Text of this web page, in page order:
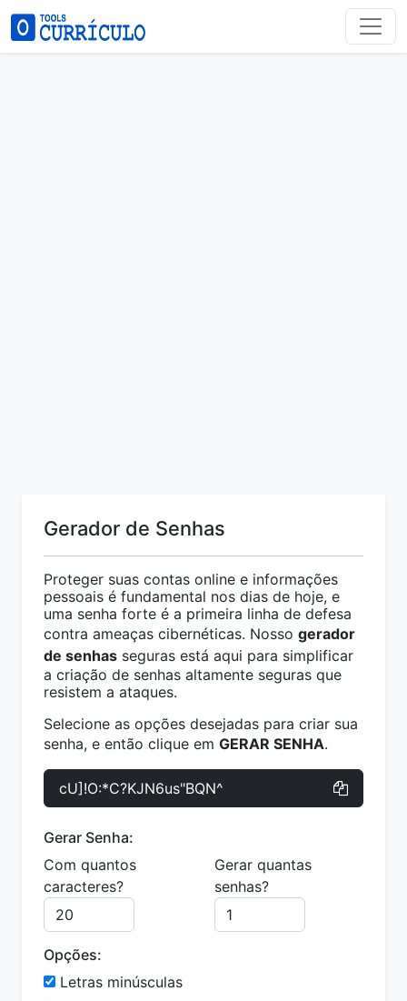
Gerador de Senhas
Proteger suas contas online e informações
pessoais é fundamental nos dias de hoje, e
uma senha forte é a primeira linha de defesa
contra ameaças cibernéticas. Nosso gerador
de senhas seguras está aqui para simplificar
a criação de senhas altamente seguras que
resistem a ataques.
Selecione as opções desejadas para criar sua
senha, e então clique em GERAR SENHA.
cU]!O:*C?KJN6us"BQN^
Gerar Senha:
Com quantos
caracteres?
Gerar quantas
senhas?
Opções:
Letras minúsculas